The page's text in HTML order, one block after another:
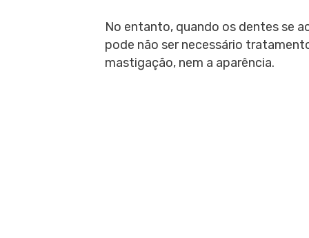
No entanto, quando os dentes se
pode não ser necessário
mastigação, nem a aparência.